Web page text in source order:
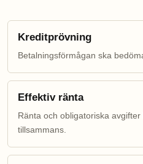
Kreditprövning
Betalningsförmågan ska
Effektiv ränta
Ränta och obligatoriska
tillsammans.